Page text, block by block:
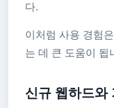
다.
이처럼 사용 경험
는 데 큰 도움이 됩
신규 웹하드와